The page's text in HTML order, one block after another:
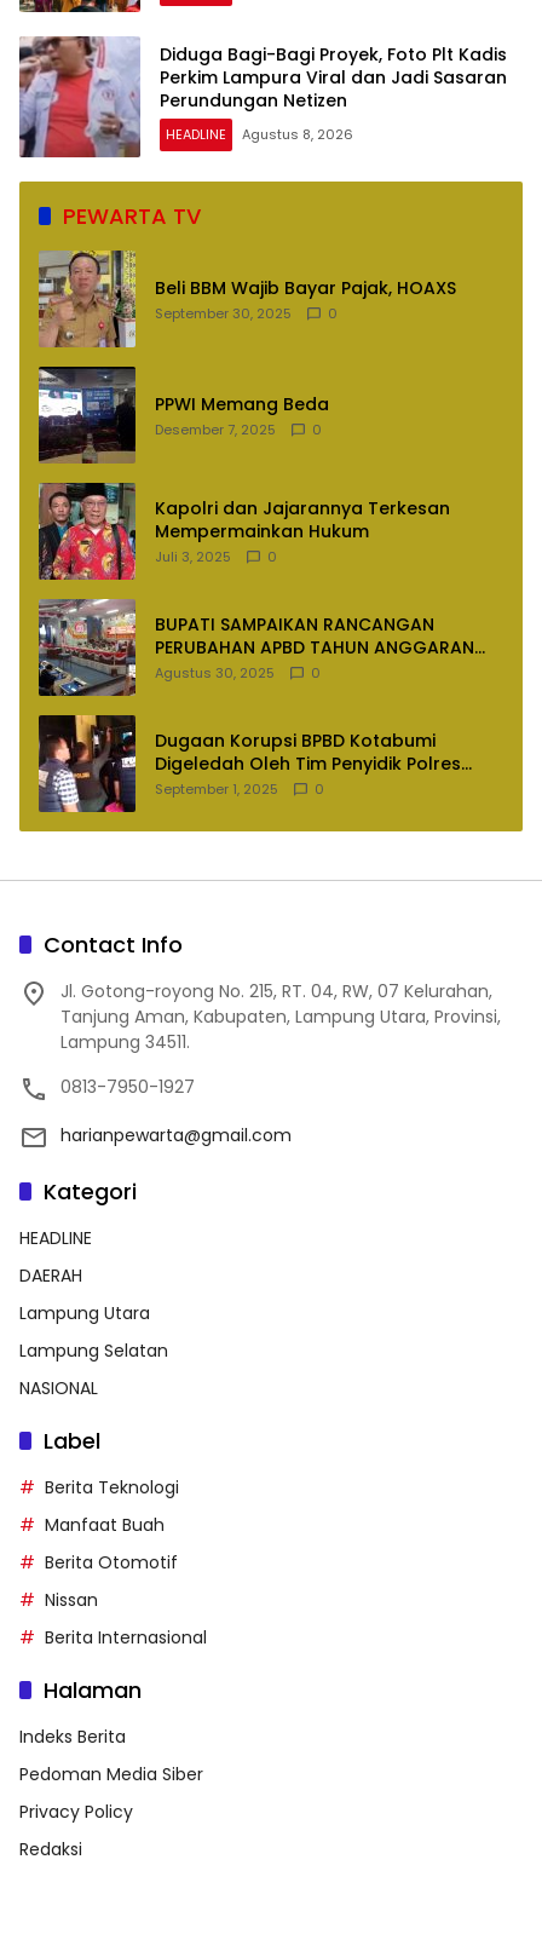
Diduga Bagi-Bagi Proyek, Foto Plt Kadis
Perkim Lampura Viral dan Jadi Sasaran
Perundungan Netizen
HEADLINE Agustus 8, 2026
PEWARTA TV
Beli BBM Wajib Bayar Pajak, HOAXS
September 30, 2025 0
PPWI Memang Beda
Desember 7, 2025 0
Kapolri dan Jajarannya Terkesan
Mempermainkan Hukum
Juli 3, 2025 0
BUPATI SAMPAIKAN RANCANGAN
PERUBAHAN APBD TAHUN ANGGARAN
2025
Agustus 30, 2025 0
Dugaan Korupsi BPBD Kotabumi
Digeledah Oleh Tim Penyidik Polres
Lampung Utara
September 1, 2025 0
Contact Info
Jl. Gotong-royong No. 215, RT. 04, RW, 07 Kelurahan,
Tanjung Aman, Kabupaten, Lampung Utara, Provinsi,
Lampung 34511.
0813-7950-1927
harianpewarta@gmail.com
Kategori
HEADLINE
DAERAH
Lampung Utara
Lampung Selatan
NASIONAL
Label
Berita Teknologi
Manfaat Buah
Berita Otomotif
Nissan
Berita Internasional
Halaman
Indeks Berita
Pedoman Media Siber
Privacy Policy
Redaksi